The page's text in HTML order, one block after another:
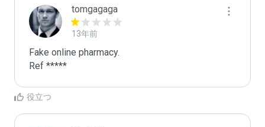
tomgagaga
13年前
Fake online pharmacy.
Ref *****
役立つ